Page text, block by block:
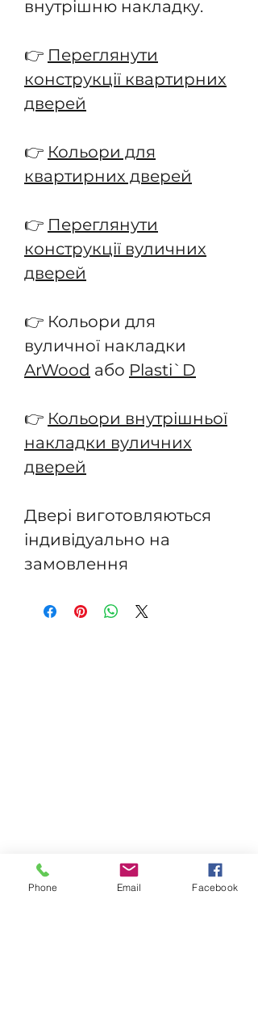
внутрішню накладку.
👉 Переглянути
конструкції квартирних
дверей
👉 Кольори для
квартирних дверей
👉 Переглянути
конструкції вуличних
дверей
👉 Кольори для
вуличної накладки
ArWood або Plasti`D
👉 Кольори внутрішньої
накладки вуличних
дверей
Двері виготовляються
індивідуально на
замовлення
Phone Email Facebook